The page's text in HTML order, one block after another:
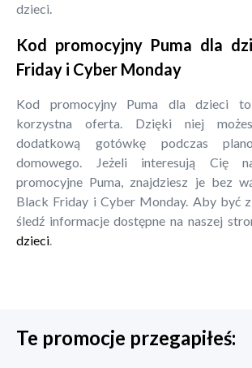
dzieci.
Kod promocyjny Puma dla
Friday i Cyber Monday
Kod promocyjny Puma dla dzieci
korzystna oferta. Dzięki niej
dodatkową gotówkę podczas
domowego. Jeżeli interesują Cię
promocyjne Puma, znajdziesz je bez
Black Friday i Cyber Monday. Aby być
śledź informacje dostępne na naszej
dzieci.
Te promocje przegapiłeś: